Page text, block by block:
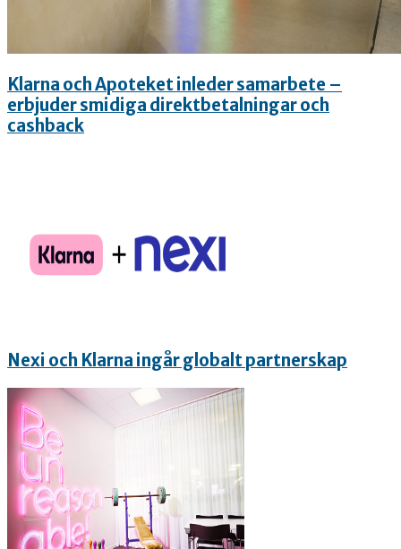
Klarna och Apoteket inleder samarbete –
erbjuder smidiga direktbetalningar och
cashback
Nexi och Klarna ingår globalt partnerskap